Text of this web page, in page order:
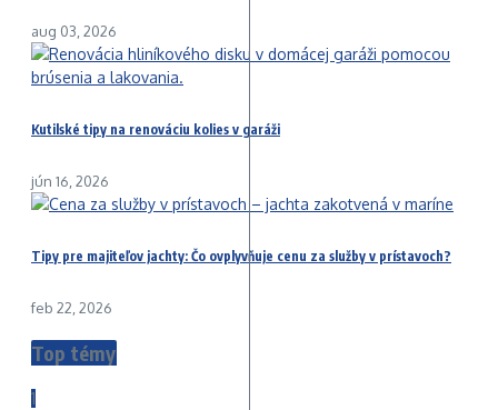
aug 03, 2026
Kutilské tipy na renováciu kolies v garáži
jún 16, 2026
Tipy pre majiteľov jachty: Čo ovplyvňuje cenu za služby v prístavoch?
feb 22, 2026
Top témy
1